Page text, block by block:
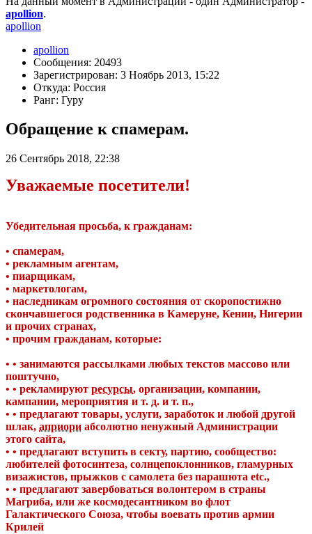
apollion.
apollion
apollion
Сообщения: 20493
Зарегистрирован: 3 Ноябрь 2013, 15:22
Откуда: Россия
Ранг: Гуру
Обращение к спамерам.
26 Сентябрь 2018, 22:38
Уважаемые посетители!
Убедительная просьба, к гражданам:
• спамерам,
• рекламным агентам,
• пиарщикам,
• маркетологам,
• наследникам огромного состояния от скоропостижно
скончавшегося родственника в Камеруне, Кении, Нигерии
и прочих странах,
• прочим гражданам, которые:
• • занимаются рассылками любых текстов массово или
поштучно,
• • рекламируют ресурсы, организации, компании,
кампании, мероприятия и т. д. и т. п.,
• • предлагают товары, услуги, заработок и любой другой
шлак, априори абсолютно ненужный Администрации
этого сайта,
• • предлагают вступить в секту, партию, сообщество:
любителей фотосинтеза, солнцепоклонников, гламурных
визажистов, прыжков с самолета без парашюта etc.,
• • предлагают завербоваться волонтером в страны
Магриба, или же космодесантником во флот
Галактического Союза, чтобы воевать против армии
Крилей